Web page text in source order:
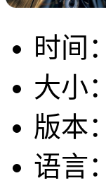
时间：
大小：
版本：
语言：